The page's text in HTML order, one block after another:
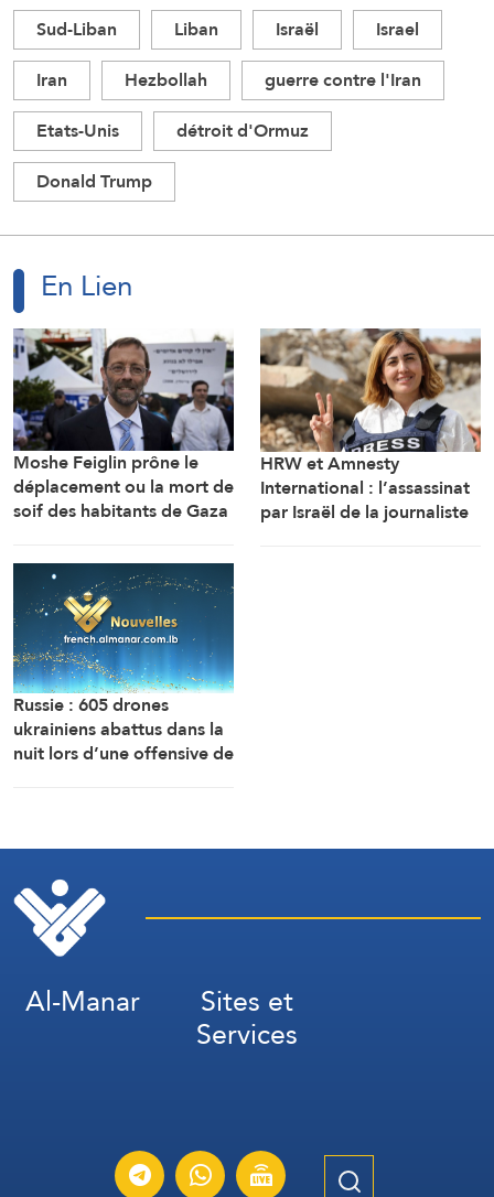
Sud-Liban Liban Israël
Israel
Iran
Hezbollah
guerre contre l'Iran
Etats-Unis
détroit d'Ormuz
Donald Trump
En Lien
Moshe Feiglin prône le
déplacement ou la mort de
soif des habitants de Gaza
HRW et Amnesty
International : l’assassinat
par Israël de la journaliste
Russie : 605 drones
ukrainiens abattus dans la
nuit lors d’une offensive de
Al-Manar Sites et
Services